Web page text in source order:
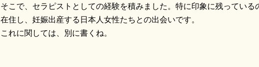
そこで、セラピストとしての経験を積みました。特に印象に残っている
在住し、妊娠出産する日本人女性たちとの出会いです。
これに関しては、別に書くね。